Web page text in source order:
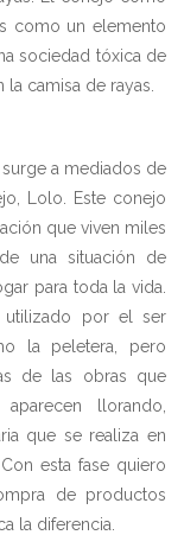
como un elemento
sociedad tóxica de
camisa de rayas.
a mediados de
Lolo. Este conejo
que viven miles
una situación de
para toda la vida.
utilizado por el ser
la peletera, pero
de las obras que
llorando,
que se realiza en
esta fase quiero
de productos
la diferencia.